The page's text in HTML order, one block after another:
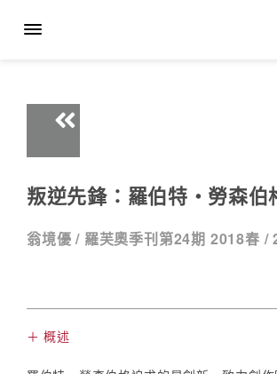
叛逆先鋒：羅伯特・勞森伯
翁境優 / 羅芙奧季刊第24期 2018春 /
＋ 概述